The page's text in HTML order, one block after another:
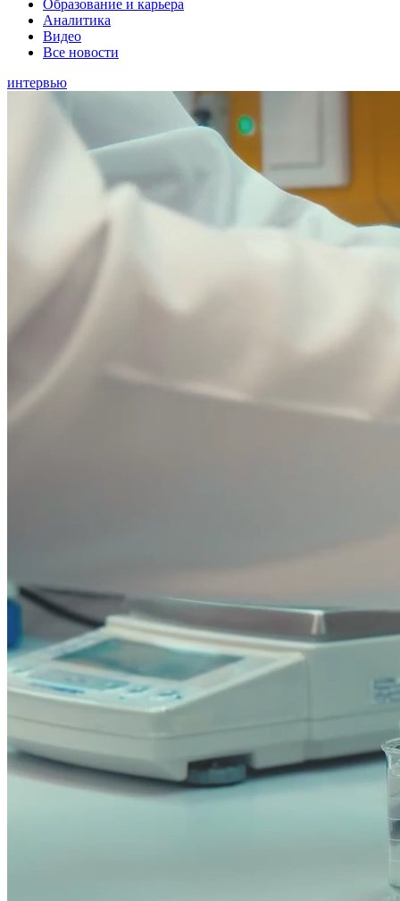
Образование и карьера
Аналитика
Видео
Все новости
интервью